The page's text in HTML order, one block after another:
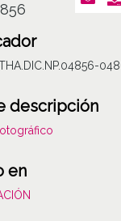
descripción
en